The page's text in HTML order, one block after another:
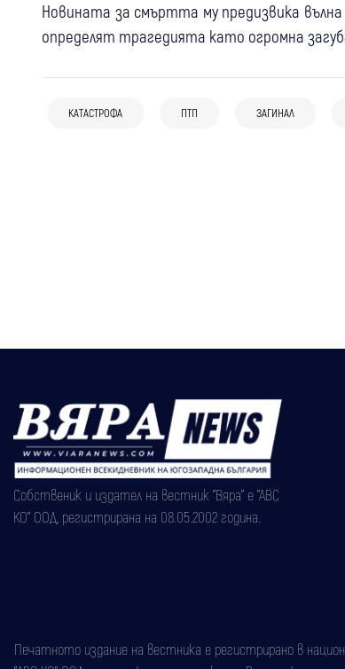
Новината за смъртта му предизвика
определят трагедията като огромна
КАТАСТРОФА ПТП ЗАГИНАЛ
катастрофа в Дупница
Пиян и без книжка: 67-годишен
Разлог Крими 06 авг
Собственик и издател на вестник "Вяра" е "АВС
КО" ООД, регистрирана на 08.05.2002 година.
Печатното издание на вестника е регистрирано в